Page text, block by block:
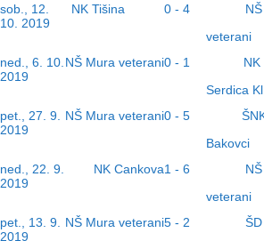
sob., 12.
10. 2019
NK Tišina 0 - 4
veterani
ned., 6. 10.
2019
NŠ Mura veterani0 - 1
NK
Serdica
pet., 27. 9.
2019
NŠ Mura veterani0 - 5
Bakovci
ned., 22. 9.
2019
NK Cankova1 - 6
veterani
pet., 13. 9.
2019
NŠ Mura veterani5 - 2